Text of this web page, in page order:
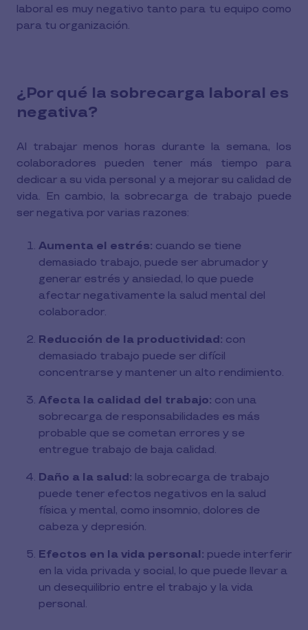
laboral es muy negativo tanto para tu equipo como
para tu organización.
¿Por qué la sobrecarga laboral es
negativa?
Al trabajar menos horas durante la semana, los
colaboradores pueden tener más tiempo para
dedicar a su vida personal y a mejorar su calidad de
vida. En cambio, la sobrecarga de trabajo puede
ser negativa por varias razones:
Aumenta el estrés: cuando se tiene
demasiado trabajo, puede ser abrumador y
generar estrés y ansiedad, lo que puede
afectar negativamente la salud mental del
colaborador.
Reducción de la productividad: con
demasiado trabajo puede ser difícil
concentrarse y mantener un alto rendimiento.
Afecta la calidad del trabajo: con una
sobrecarga de responsabilidades es más
probable que se cometan errores y se
entregue trabajo de baja calidad.
Daño a la salud: la sobrecarga de trabajo
puede tener efectos negativos en la salud
física y mental, como insomnio, dolores de
cabeza y depresión.
Efectos en la vida personal: puede interferir
en la vida privada y social, lo que puede llevar a
un desequilibrio entre el trabajo y la vida
personal.